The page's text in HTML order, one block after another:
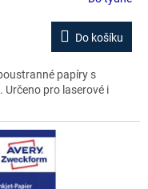
Do košíku
papíry s
pro laserové i